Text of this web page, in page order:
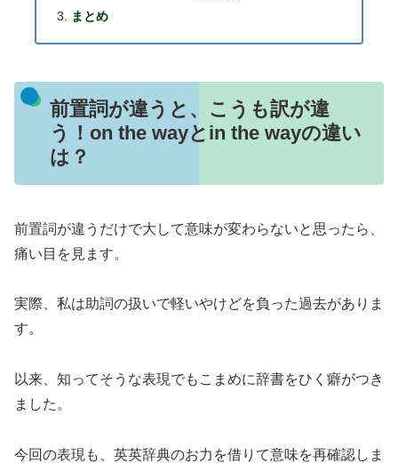
まとめ
前置詞が違うと、こうも訳が違
う！on the wayとin the wayの違い
は？
前置詞が違うだけで大して意味が変わらないと思ったら、
痛い目を見ます。
実際、私は助詞の扱いで軽いやけどを負った過去がありま
す。
以来、知ってそうな表現でもこまめに辞書をひく癖がつき
ました。
今回の表現も、英英辞典のお力を借りて意味を再確認しま